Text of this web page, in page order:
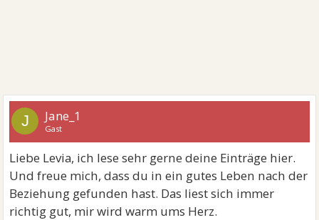
J Jane_1
Gast
Liebe Levia, ich lese sehr gerne deine Einträge hier.
Und freue mich, dass du in ein gutes Leben nach der
Beziehung gefunden hast. Das liest sich immer
richtig gut, mir wird warm ums Herz.